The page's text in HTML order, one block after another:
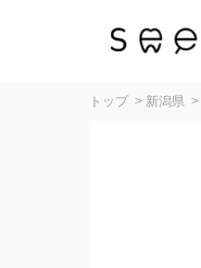
トップ > 新潟県 >